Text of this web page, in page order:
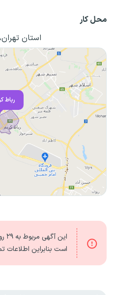
محل کار
استان
رباط
این آگهی مربوط به ۲۹ روز
است بنابراین